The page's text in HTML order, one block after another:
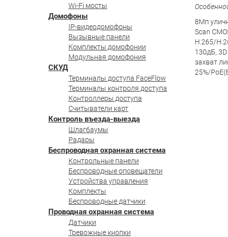
Wi-Fi мосты
Домофоны
IP-видеодомофоны
Вызывные панели
Комплекты домофонии
Модульная домофония
СКУД
Терминалы доступа FaceFlow
Терминалы контроля доступа
Контроллеры доступа
Считыватели карт
Контроль въезда-выезда
Шлагбаумы
Радары
Беспроводная охранная система
Контрольные панели
Беспроводные оповещатели
Устройства управления
Комплекты
Беспроводные датчики
Проводная охранная система
Датчики
Тревожные кнопки
8Мп
Scan
H.265/
130дБ,
захват
25%/